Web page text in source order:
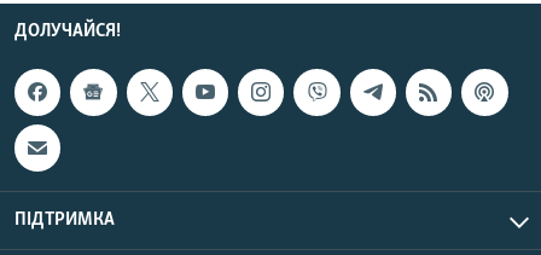
ДОЛУЧАЙСЯ!
ПІДТРИМКА